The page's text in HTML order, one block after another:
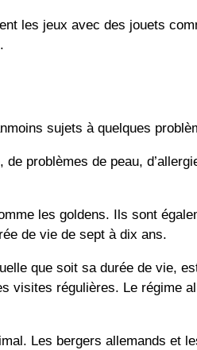
les jeux avec des jouets
sujets à quelques
problèmes de peau,
les goldens. Ils sont
de vie de sept à dix ans.
que soit sa durée de vie,
régulières. Le régime
Les bergers allemands et